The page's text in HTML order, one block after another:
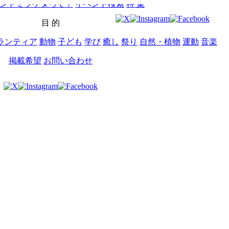
トミツケタって？ イベント検索 特 集
目 的
ンティア 動物 子ども 学び 癒し 祭り 自然・植物 運動 音楽
掲載希望 お問い合わせ